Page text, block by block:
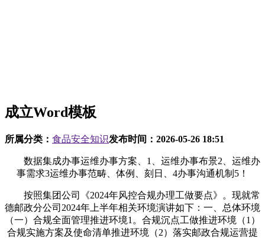
成立Word模板
所属分类： 食品安全知识发布时间： 2026-05-26 18:51
数据集成办事运维办事方案、1、运维办事布景2、运维办
事需求3运维办事范畴、体例、刻日、4办事沟通机制5！
按照集团公司《2024年风控合规办理工做要点》。现就常
德邮政分公司2024年上半年相关环境演讲如下：一、总体环境
（一）合规全面管理推进环境1。合规沉点工做推进环境（1）
合规实施方案及使命清单推进环境（2）落实邮政合规运营提